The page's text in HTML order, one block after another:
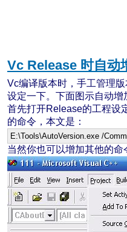
Vc Release 时自动
Vc编译版本时，手工管理
设定一下。下面图示自动
首先打开Release的工程设
的命令，本文是：
E:\Tools\AutoVersion.exe /
当然你也可以增加其他的命